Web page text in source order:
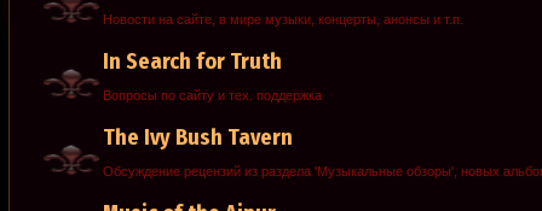
Новости на сайте, в мире музыки, концерты, анонсы и т.п.
In Search for Truth
Вопросы по сайту и тех. поддержка
The Ivy Bush Tavern
Обсуждение рецензий из раздела 'Музыкальные обзоры', новых